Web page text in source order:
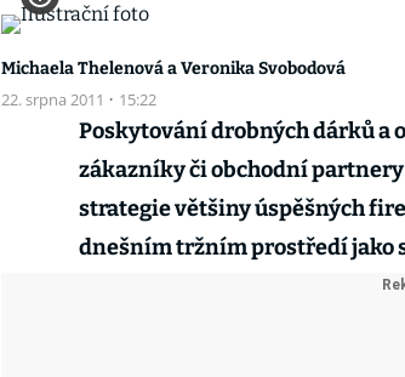
Michaela Thelenová a Veronika Svobodová
22. srpna 2011 · 15:22
Poskytování drobných dárků a
zákazníky či obchodní
strategie většiny úspěšných
dnešním tržním prostředí jako